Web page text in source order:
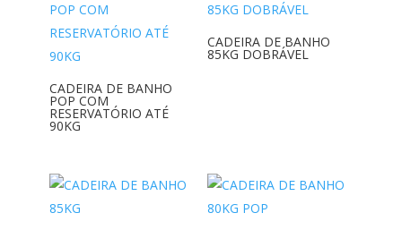
CADEIRA DE BANHO
POP COM
RESERVATÓRIO ATÉ
90KG
CADEIRA DE BANHO
85KG DOBRÁVEL